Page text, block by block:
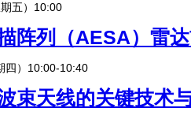
五）10:00
阵列（AESA）雷
四）10:00-10:40
束天线的关键技术